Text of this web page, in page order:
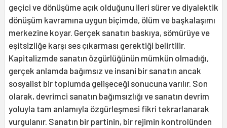
geçici ve dönüşüme açık olduğunu ileri sürer ve diyalektik
dönüşüm kavramına uygun biçimde, ölüm ve başkalaşımı
merkezine koyar. Gerçek sanatın baskıya, sömürüye ve
eşitsizliğe karşı ses çıkarması gerektiği belirtilir.
Kapitalizmde sanatın özgürlüğünün mümkün olmadığı,
gerçek anlamda bağımsız ve insani bir sanatın ancak
sosyalist bir toplumda gelişeceği sonucuna varılır. Son
olarak, devrimci sanatın bağımsızlığı ve sanatın devrim
yoluyla tam anlamıyla özgürleşmesi fikri tekrarlanarak
vurgulanır. Sanatın bir partinin, bir rejimin kontrolünden